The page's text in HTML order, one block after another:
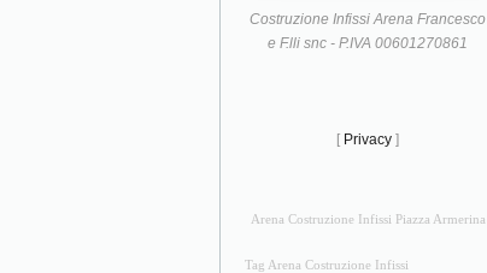
Costruzione Infissi Arena Francesco
e F.lli snc - P.IVA 00601270861
[ Privacy ]
Arena Costruzione Infissi Piazza Armerina
Tag Arena Costruzione Infissi